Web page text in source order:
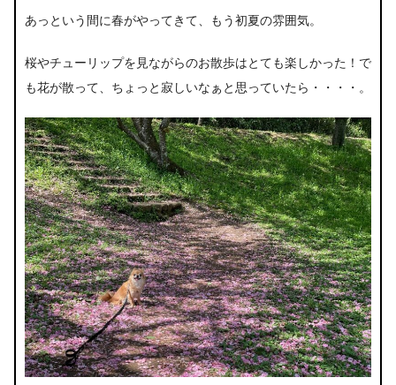
あっという間に春がやってきて、もう初夏の雰囲気。
桜やチューリップを見ながらのお散歩はとても楽しかった！で
も花が散って、ちょっと寂しいなぁと思っていたら・・・・。